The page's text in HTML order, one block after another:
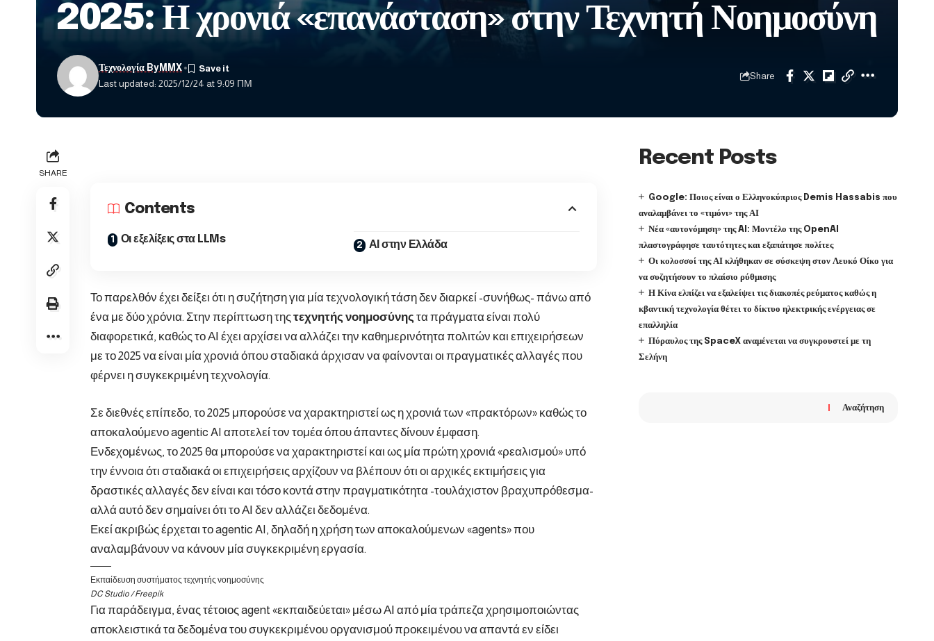
2025: Η χρονιά «επανάσταση» στην Τεχνητή Νοημοσύνη
Last updated: 2025/12/24 at 9:09 ΠΜ
Τεχνολογία ByMMX
Share
SHARE
Contents
Οι εξελίξεις στα LLMs ΑΙ στην Ελλάδα
Το παρελθόν έχει δείξει ότι η συζήτηση για μία τεχνολογική τάση δεν διαρκεί -συνήθως- πάνω από
ένα με δύο χρόνια. Στην περίπτωση τηςτεχνητής νοημοσύνης τα πράγματα είναι πολύ
διαφορετικά, καθώς το ΑΙ έχει αρχίσει να αλλάζει την καθημερινότητα πολιτών και επιχειρήσεων
με το 2025 να είναι μία χρονιά όπου σταδιακά άρχισαν να φαίνονται οι πραγματικές αλλαγές που
φέρνει η συγκεκριμένη τεχνολογία.
Σε διεθνές επίπεδο, το 2025 μπορούσε να χαρακτηριστεί ως η χρονιά των «πρακτόρων» καθώς το
αποκαλούμενο agentic AI αποτελεί τον τομέα όπου άπαντες δίνουν έμφαση.
Ενδεχομένως, το 2025 θα μπορούσε να χαρακτηριστεί και ως μία πρώτη χρονιά «ρεαλισμού» υπό
την έννοια ότι σταδιακά οι επιχειρήσεις αρχίζουν να βλέπουν ότι οι αρχικές εκτιμήσεις για
δραστικές αλλαγές δεν είναι και τόσο κοντά στην πραγματικότητα -τουλάχιστον βραχυπρόθεσμα-
αλλά αυτό δεν σημαίνει ότι το ΑΙ δεν αλλάζει δεδομένα.
Εκεί ακριβώς έρχεται το agentic AI, δηλαδή η χρήση των αποκαλούμενων «agents» που
αναλαμβάνουν να κάνουν μία συγκεκριμένη εργασία.
Εκπαίδευση συστήματος τεχνητής νοημοσύνης
DC Studio / Freepik
Για παράδειγμα, ένας τέτοιος agent «εκπαιδεύεται» μέσω ΑΙ από μία τράπεζα χρησιμοποιώντας
αποκλειστικά τα δεδομένα του συγκεκριμένου οργανισμού προκειμένου να απαντά εν είδει
Recent Posts
Google: Ποιος είναι ο Ελληνοκύπριος Demis Hassabis που
αναλαμβάνει το «τιμόνι» της ΑΙ
Νέα «αυτονόμηση» της AI: Μοντέλο της OpenAI
πλαστογράφησε ταυτότητες και εξαπάτησε πολίτες
Οι κολοσσοί της ΑΙ κλήθηκαν σε σύσκεψη στον Λευκό Οίκο για
να συζητήσουν το πλαίσιο ρύθμισης
Η Κίνα ελπίζει να εξαλείψει τις διακοπές ρεύματος καθώς η
κβαντική τεχνολογία θέτει το δίκτυο ηλεκτρικής ενέργειας σε
επαλληλία
Πύραυλος της SpaceX αναμένεται να συγκρουστεί με τη
Σελήνη
Αναζήτηση